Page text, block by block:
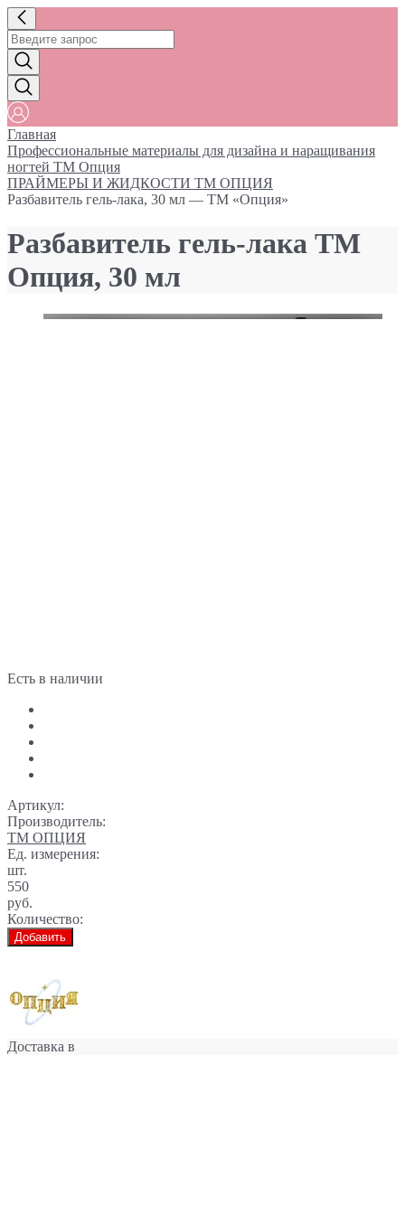
Главная
Профессиональные материалы для дизайна и наращивания
ногтей ТМ Опция
ПРАЙМЕРЫ И ЖИДКОСТИ ТМ ОПЦИЯ
Разбавитель гель-лака, 30 мл — ТМ «Опция»
Разбавитель гель-лака ТМ
Опция, 30 мл
Есть в наличии
Артикул:
Производитель:
ТМ ОПЦИЯ
Ед. измерения:
шт.
550
руб.
Количество:
Добавить
Доставка в